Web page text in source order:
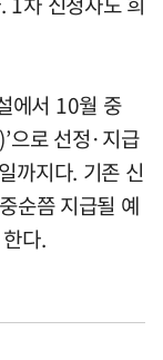
에서 10월 중
으로 선정·지급
까지다. 기존 신
순쯤 지급될 예
다.